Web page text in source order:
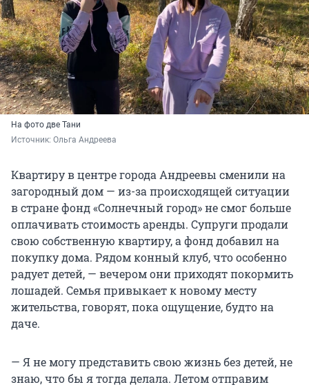
На фото две Тани
Источник: Ольга Андреева
Квартиру в центре города Андреевы сменили на
загородный дом — из-за происходящей ситуации
в стране фонд «Солнечный город» не смог больше
оплачивать стоимость аренды. Супруги продали
свою собственную квартиру, а фонд добавил на
покупку дома. Рядом конный клуб, что особенно
радует детей, — вечером они приходят покормить
лошадей. Семья привыкает к новому месту
жительства, говорят, пока ощущение, будто на
даче.
— Я не могу представить свою жизнь без детей, не
знаю, что бы я тогда делала. Летом отправим